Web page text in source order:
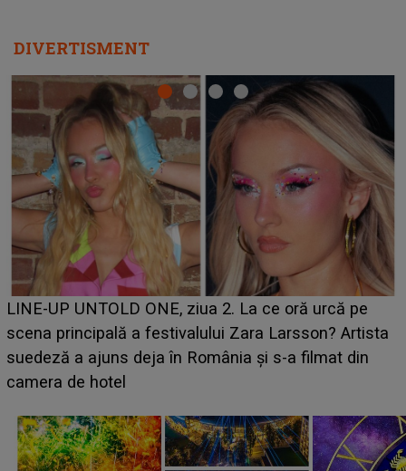
DIVERTISMENT
Ce a dezvăluit noua concurentă din "Casa Iubirii" l-a
luat prin surprindere pe Emanuel. CINE ESTE
BĂIATUL VIZAT de Alexandra?! Aflându-se în fața
faptului împlinit, A RECUNOSCUT IMEDIAT: "Am